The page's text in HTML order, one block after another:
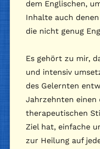
dem Englischen,
Inhalte auch
die nicht genug
Es gehört zu mir,
und intensiv
des Gelernten
Jahrzehnten einen
therapeutischen
Ziel hat, einfache
zur Heilung auf